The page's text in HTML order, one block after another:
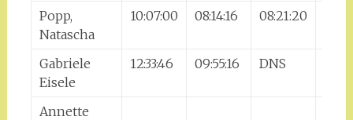
Popp,
Natascha
10:07:00 08:14:16 08:21:20
Gabriele
Eisele
12:33:46 09:55:16 DNS
Annette